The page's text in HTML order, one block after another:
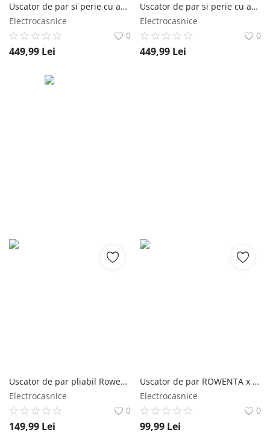
Uscator de par si perie cu aer cald Rowenta Reverso 2 in 1 CF9840F0 1200W 2 trepte de viteza si temperatura accesoriu protectie inclus negru rowenta
Electrocasnice
0
449,99 Lei
Uscator de par si perie cu aer cald Rowenta Reverso 2 in 1 CF9820F0 1200W 2 trepte de viteza si temperatura husa transport inclusa alb & auriu rowenta
Electrocasnice
0
449,99 Lei
Uscator de par pliabil Rowenta Nomad CV4753F1 2200W 3 setari de temperatura 2 trepte de viteza functie aer rece inel de agatare grilaj detasabil rowenta
Electrocasnice
0
149,99 Lei
Uscator de par ROWENTA x Karl Lagerfeld PowerLine CV591LF0 2100 W tehnologia Ionic Booster 3 trepte de temperatura jet de aer rece negru & rosu rowenta
Electrocasnice
0
99,99 Lei